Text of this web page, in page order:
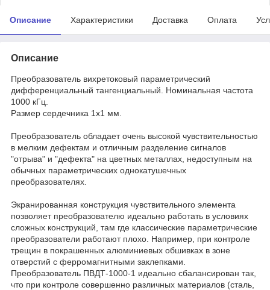
Описание Характеристики Доставка Оплата
Описание
Преобразователь вихретоковый параметрический
дифференциальный тангенциальный. Номинальная частота
1000 кГц.
Размер сердечника 1х1 мм.
Преобразователь обладает очень высокой чувствительностью
в мелким дефектам и отличным разделение сигналов
"отрыва" и "дефекта" на цветных металлах, недоступным на
обычных параметрических однокатушечных
преобразователях.
Экранированная конструкция чувствительного элемента
позволяет преобразователю идеально работать в условиях
сложных конструкций, там где классические параметрические
преобразователи работают плохо. Например, при контроле
трещин в покрашенных алюминиевых обшивках в зоне
отверстий с ферромагнитными заклепками.
Преобразователь ПВДТ-1000-1 идеально сбалансирован так,
что при контроле совершенно различных материалов (сталь,